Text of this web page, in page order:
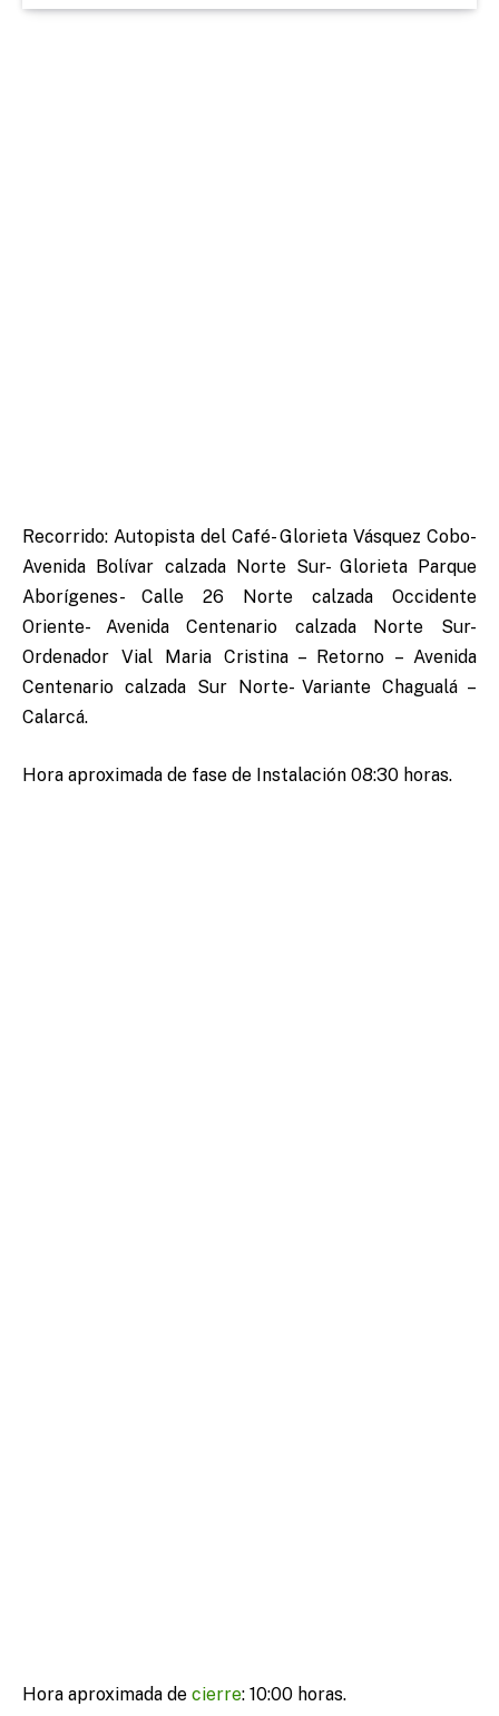
Recorrido: Autopista del Café- Glorieta Vásquez Cobo-
Avenida Bolívar calzada Norte Sur- Glorieta Parque
Aborígenes- Calle 26 Norte calzada Occidente
Oriente- Avenida Centenario calzada Norte Sur-
Ordenador Vial Maria Cristina – Retorno – Avenida
Centenario calzada Sur Norte- Variante Chagualá –
Calarcá.
Hora aproximada de fase de Instalación 08:30 horas.
Hora aproximada de cierre: 10:00 horas.